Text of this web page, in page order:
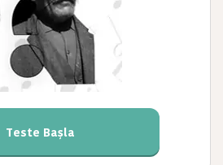
Teste Başla